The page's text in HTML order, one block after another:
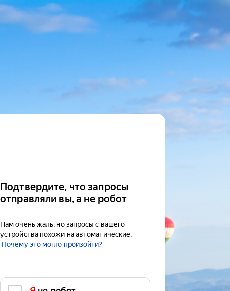
Подтвердите, что запросы
отправляли вы, а не робот
Нам очень жаль, но запросы с вашего
устройства похожи на автоматические.
Почему это могло произойти?